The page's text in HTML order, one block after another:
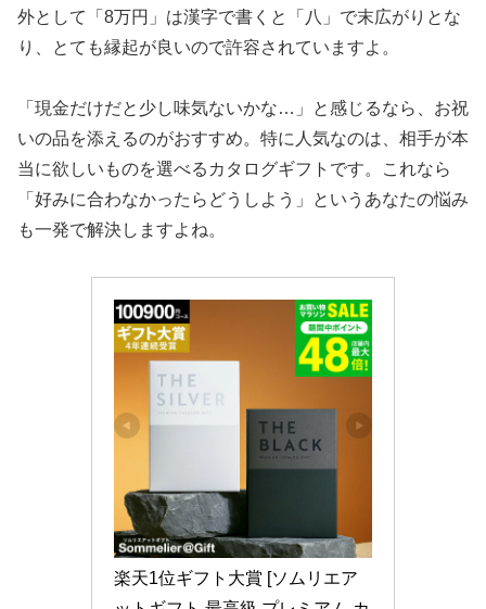
外として「8万円」は漢字で書くと「八」で末広がりとな
り、とても縁起が良いので許容されていますよ。
「現金だけだと少し味気ないかな…」と感じるなら、お祝
いの品を添えるのがおすすめ。特に人気なのは、相手が本
当に欲しいものを選べるカタログギフトです。これなら
「好みに合わなかったらどうしよう」というあなたの悩み
も一発で解決しますよね。
楽天1位ギフト大賞 [ソムリエア